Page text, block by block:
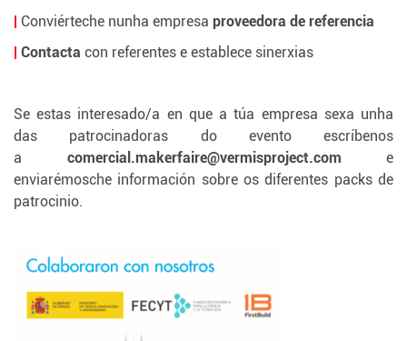
| Conviérteche nunha empresa proveedora de referencia
| Contacta con referentes e establece sinerxias
Se estas interesado/a en que a túa empresa sexa unha
das patrocinadoras do evento escríbenos
a comercial.makerfaire@vermisproject.com e
enviarémosche información sobre os diferentes packs de
patrocinio.